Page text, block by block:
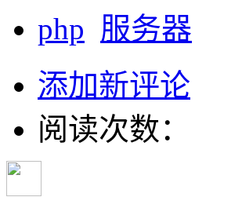
php 服务器
添加新评论
阅读次数：